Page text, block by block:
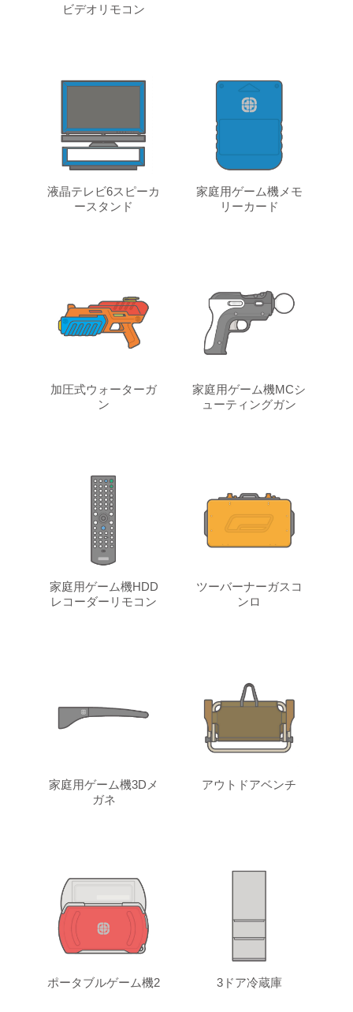
ビデオリモコン
液晶テレビ6スピーカ
ースタンド
家庭用ゲーム機メモ
リーカード
加圧式ウォーターガ
ン
家庭用ゲーム機MCシ
ューティングガン
家庭用ゲーム機HDD
レコーダーリモコン
ツーバーナーガスコ
ンロ
家庭用ゲーム機3Dメ
ガネ
アウトドアベンチ
ポータブルゲーム機2 3ドア冷蔵庫